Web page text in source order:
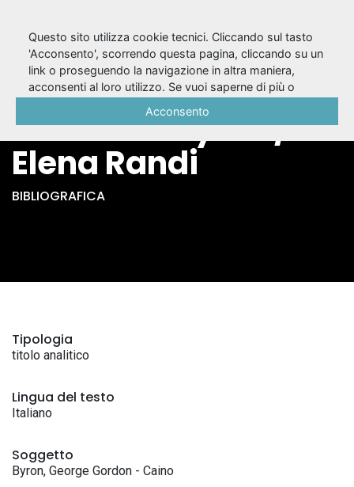
Un mistero eretico :
il Caino di Byron /
Elena Randi
BIBLIOGRAFICA
Tipologia
titolo analitico
Lingua del testo
Italiano
Soggetto
Byron, George Gordon - Caino
Questo sito utilizza cookie tecnici. Cliccando sul tasto
'Acconsento', scorrendo questa pagina, cliccando su un
link o proseguendo la navigazione in altra maniera,
acconsenti al loro utilizzo. Se vuoi saperne di più o
Acconsento